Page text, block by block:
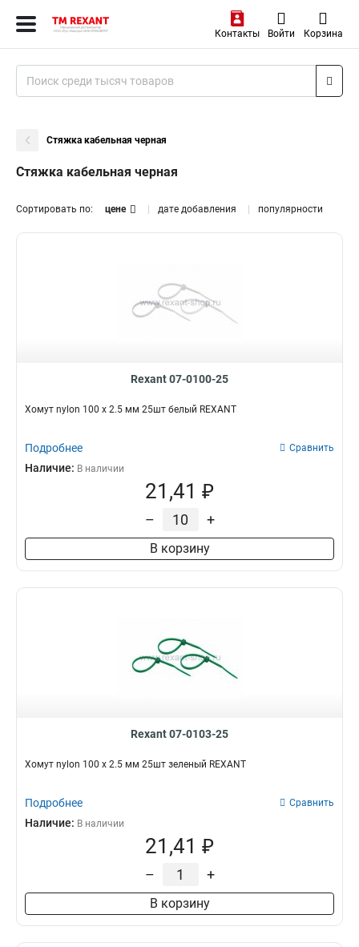
Контакты Войти Корзина
Стяжка кабельная черная
Стяжка кабельная черная
Сортировать по: цене дате добавления популярности
Rexant 07-0100-25
Хомут nylon 100 х 2.5 мм 25шт белый REXANT
Подробнее Сравнить
Наличие: В наличии
21,41 ₽
– +
В корзину
Rexant 07-0103-25
Хомут nylon 100 х 2.5 мм 25шт зеленый REXANT
Подробнее Сравнить
Наличие: В наличии
21,41 ₽
– +
В корзину